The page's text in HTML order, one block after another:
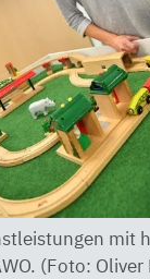
mit
(Foto: Oliver